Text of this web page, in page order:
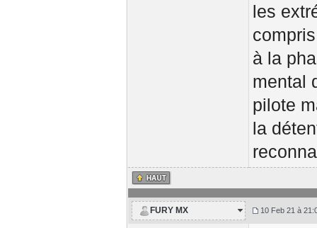
les
à la
mental
pilote
la
FURY MX 10 Feb 21 à